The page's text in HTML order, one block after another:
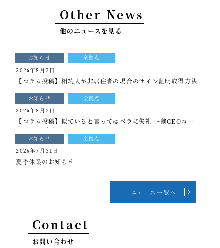
セミナー情報
採用情報
メールマガジン登録
ニュース
Twitter
Facebook
Other News
他のニュースを見る
お知らせ 全拠点
2026年8月3日
【コラム投稿】相続人が非居住者の場合のサイン証明取得方法
お知らせ 全拠点
2026年8月3日
【コラム投稿】似ていると言ってはベラに失礼 ～前CEOコラ
ム[もっと光を]vol.339
お知らせ 全拠点
2026年7月31日
夏季休業のお知らせ
ニュース一覧へ
Contact
お問い合わせ